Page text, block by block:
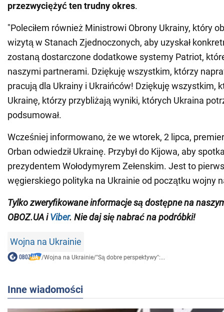
przezwyciężyć ten trudny okres.
"Poleciłem również Ministrowi Obrony Ukrainy, który
wizytą w Stanach Zjednoczonych, aby uzyskał
zostaną dostarczone dodatkowe systemy Patriot,
naszymi partnerami. Dziękuję wszystkim, którzy
pracują dla Ukrainy i Ukraińców! Dziękuję wszystkim,
Ukrainę, którzy przybliżają wyniki, których Ukraina
podsumował.
Wcześniej informowano, że we wtorek, 2 lipca,
Orban odwiedził Ukrainę. Przybył do Kijowa, aby
prezydentem Wołodymyrem Zełenskim. Jest to
węgierskiego polityka na Ukrainie od początku wojny
Tylko zweryfikowane informacje są dostępne na
OBOZ.UA iViber. Nie daj się nabrać na podróbki!
Wojna na Ukrainie
/Wojna na Ukrainie/"Są dobre perspektywy":...
Inne wiadomości